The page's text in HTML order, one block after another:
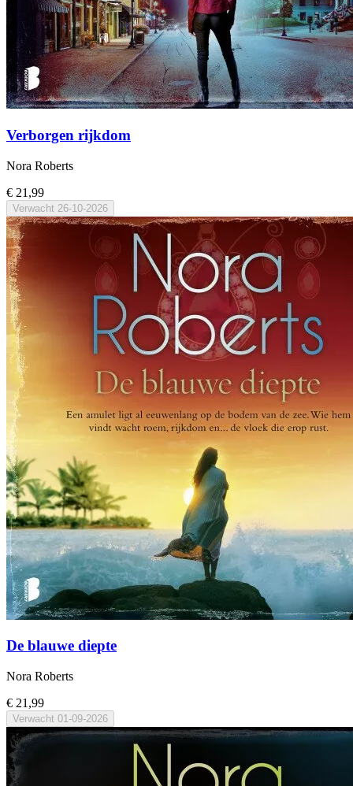
Verborgen rijkdom
Nora Roberts
€ 21,99
Verwacht 26-10-2026
De blauwe diepte
Nora Roberts
€ 21,99
Verwacht 01-09-2026